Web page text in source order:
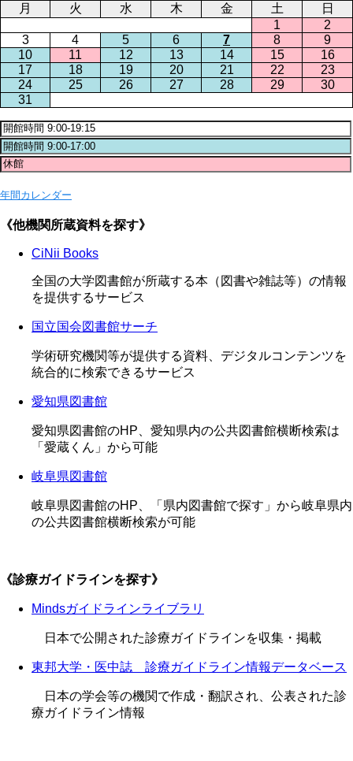
月 火 水 木 金 土
日
1
2
3
4 5 6 7 8
9
10
11 12 13 14 15
16
17
18 19 20 21 22
23
24
25 26 27 28 29
30
31
年間カレンダー
《他機関所蔵資料を探す》
CiNii Books
全国の大学図書館が所蔵する本（図書や雑誌等）の情報
を提供するサービス
国立国会図書館サーチ
学術研究機関等が提供する資料、デジタルコンテンツを
統合的に検索できるサービス
愛知県図書館
愛知県図書館のHP、愛知県内の公共図書館横断検索は
「愛蔵くん」から可能
岐阜県図書館
岐阜県図書館のHP、「県内図書館で探す」から岐阜県内
の公共図書館横断検索が可能
《診療ガイドラインを探す》
Mindsガイドラインライブラリ
日本で公開された診療ガイドラインを収集・掲載
東邦大学・医中誌 診療ガイドライン情報データベース
日本の学会等の機関で作成・翻訳され、公表された診
療ガイドライン情報